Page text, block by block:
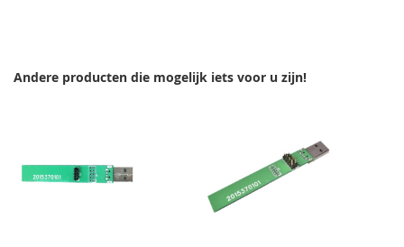
VERLANGLIJST
VERGELIJKEN
VERLANGLIJST
VERGELIJKEN
Andere producten die mogelijk iets voor u zijn!